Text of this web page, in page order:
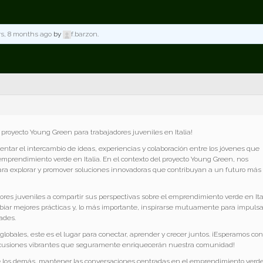
8 months ago by f.barzon.
Young Green para trabajadores juveniles en Italia!
el intercambio de ideas, experiencias y colaboración entre los jóvenes que
verde en Italia. En el contexto del proyecto Young Green, nos
explorar y promover soluciones innovadoras que contribuyan a un futuro más
juveniles a compartir sus perspectivas sobre el emprendimiento verde en
mejores prácticas y, lo más importante, inspirarse mutuamente para
este es el lugar para conectar, aprender y crecer juntos. ¡Esperamos con
vibrantes que seguramente enriquecerán nuestra comunidad!
demás, mantener las conversaciones centradas en el emprendimiento